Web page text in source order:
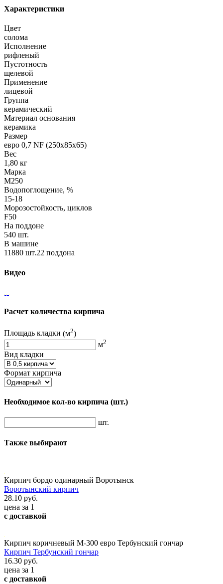
Характеристики
Цвет
солома
Исполнение
рифленый
Пустотность
щелевой
Применение
лицевой
Группа
керамический
Материал основания
керамика
Размер
евро 0,7 NF (250х85х65)
Вес
1,80 кг
Марка
М250
Водопоглощение, %
15-18
Морозостойкость, циклов
F50
На поддоне
540 шт.
В машине
11880 шт.22 поддона
Видео
Расчет количества кирпича
Площадь кладки (м2)
м2
Вид кладки
Формат кирпича
Необходимое кол-во кирпича (шт.)
шт.
Также выбирают
Кирпич бордо одинарный Воротынск
Воротынский кирпич
28.10 руб.
цена за 1
с доставкой
Кирпич коричневый М-300 евро Тербунский гончар
Кирпич Тербунский гончар
16.30 руб.
цена за 1
с доставкой